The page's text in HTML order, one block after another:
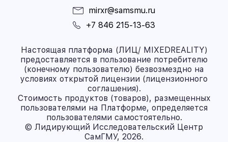
mirxr@samsmu.ru
+7 846 215-13-63
Настоящая платформа (ЛИЦ/ MIXEDREALITY)
предоставляется в пользование потребителю
(конечному пользователю) безвозмездно на
условиях открытой лицензии (лицензионного
соглашения).
Стоимость продуктов (товаров), размещенных
пользователями на Платформе, определяется
пользователями самостоятельно.
© Лидирующий Исследовательский Центр
СамГМУ, 2026.